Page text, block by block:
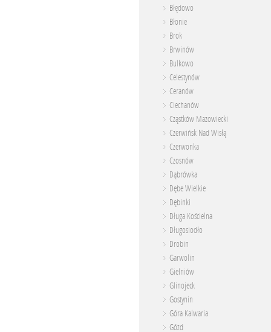
Błędowo
Błonie
Brok
Brwinów
Bulkowo
Celestynów
Ceranów
Ciechanów
Cząstków Mazowiecki
Czerwińsk Nad Wisłą
Czerwonka
Czosnów
Dąbrówka
Dębe Wielkie
Dębinki
Długa Kościelna
Długosiodło
Drobin
Garwolin
Gielniów
Glinojeck
Gostynin
Góra Kalwaria
Gózd